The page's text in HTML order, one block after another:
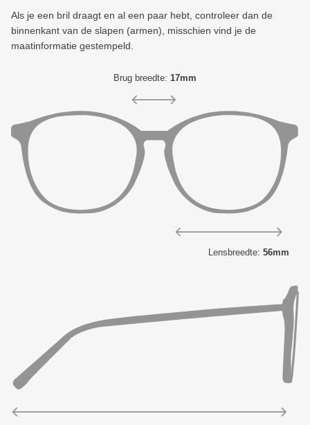
Als je een bril draagt ​​en al een paar hebt, controleer dan de
binnenkant van de slapen (armen), misschien vind je de
maatinformatie gestempeld.
Brug breedte: 17mm
Lensbreedte: 56mm